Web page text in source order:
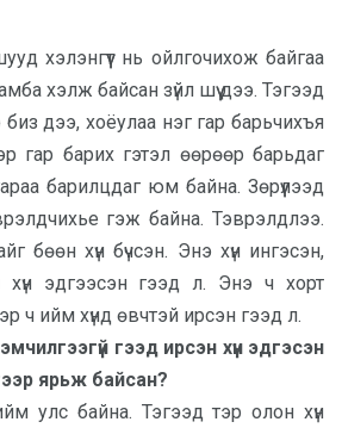
хэлэнгүүт нь ойлгочихож байгаа
хэлж байсан зүйл шүү дээ. Тэгээд
дээ, хоёулаа нэг гар барьчихъя
гар барих гэтэл өөрөөр барьдаг
барилцдаг юм байна. Зөрүүлээд
гэж байна. Тэврэлдлээ.
бөөн хүн бүчсэн. Энэ хүн ингэсэн,
эдгээсэн гээд л. Энэ ч хорт
ч ийм хүнд өвчтэй ирсэн гээд л.
гээд ирсэн хүн эдгэсэн
ярьж байсан?
улс байна. Тэгээд тэр олон хүн